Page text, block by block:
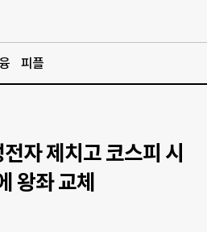
피플
자 제치고 코스피 시
왕좌 교체